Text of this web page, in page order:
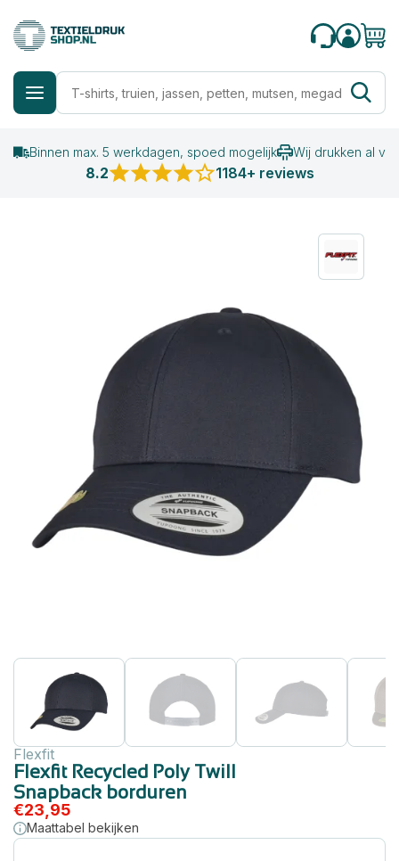
Binnen max. 5 werkdagen, spoed mogelijk Wij drukken al
8.2 1184+ reviews
Flexfit
Flexfit Recycled Poly Twill
Snapback borduren
€23,95
Maattabel bekijken